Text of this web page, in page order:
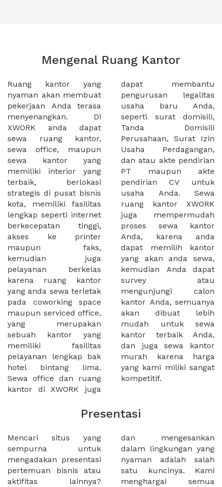
Mengenal Ruang Kantor
Ruang kantor yang
nyaman akan membuat
pekerjaan Anda terasa
menyenangkan. Di
XWORK anda dapat
sewa ruang kantor,
sewa office, maupun
sewa kantor yang
memiliki interior yang
terbaik, berlokasi
strategis di pusat bisnis
kota, memiliki fasilitas
lengkap seperti internet
berkecepatan tinggi,
akses ke printer
maupun faks,
kemudian juga
pelayanan berkelas
karena ruang kantor
yang anda sewa terletak
pada coworking space
maupun serviced office,
yang merupakan
sebuah kantor yang
memiliki fasilitas
pelayanan lengkap bak
hotel bintang lima.
Sewa office dan ruang
kantor di XWORK juga
dapat membantu
pengurusan legalitas
usaha baru Anda,
seperti surat domisili,
Tanda Domisili
Perusahaan, Surat Izin
Usaha Perdagangan,
dan atau akte pendirian
PT maupun akte
pendirian CV untuk
usaha Anda. Sewa
ruang kantor XWORK
juga mempermudah
proses sewa kantor
Anda, karena anda
dapat memilih kantor
yang akan anda sewa,
kemudian Anda dapat
survey atau
mengunjungi calon
kantor Anda, semuanya
akan dibuat lebih
mudah untuk sewa
kantor terbaik Anda,
dan juga sewa kantor
murah karena harga
yang kami miliki sangat
kompetitif.
Presentasi
Mencari situs yang
sempurna untuk
mengadakan presentasi
pertemuan bisnis atau
aktifitas lainnya?
dan mengesankan
dalam lingkungan yang
nyaman adalah salah
satu kuncinya. Kami
menghargai semua